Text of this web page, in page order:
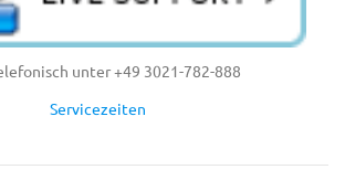
unter +49 3021-782-888
Servicezeiten